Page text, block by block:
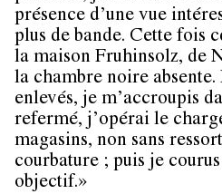
présence d’une vue
plus de bande. Cette fois
la maison Fruhinsolz, de
la chambre noire absente.
enlevés, je m’accroupis
refermé, j’opérai le
magasins, non sans
courbature ; puis je
objectif.»